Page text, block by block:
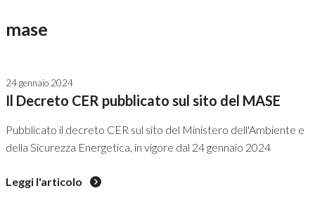
mase
24 gennaio 2024
Il Decreto CER pubblicato sul sito del MASE
Pubblicato il decreto CER sul sito del Ministero dell'Ambiente e
della Sicurezza Energetica, in vigore dal 24 gennaio 2024
Leggi l'articolo